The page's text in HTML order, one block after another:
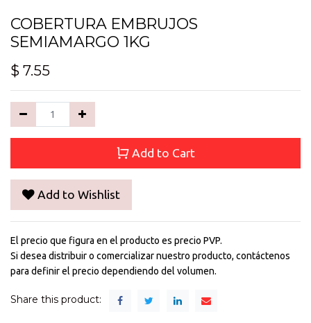
COBERTURA EMBRUJOS
SEMIAMARGO 1KG
$ 7.55
Add to Cart
Add to Wishlist
El precio que figura en el producto es precio PVP.
Si desea distribuir o comercializar nuestro producto, contáctenos
para definir el precio dependiendo del volumen.
Share this product: